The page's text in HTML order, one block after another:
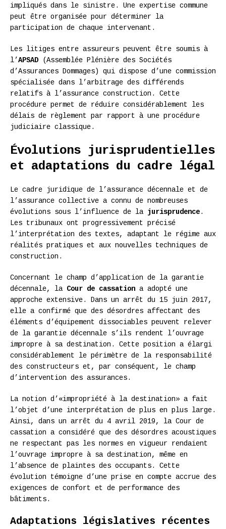
impliqués dans le sinistre. Une expertise commune
peut être organisée pour déterminer la
participation de chaque intervenant.
Les litiges entre assureurs peuvent être soumis à
l’APSAD (Assemblée Plénière des Sociétés
d’Assurances Dommages) qui dispose d’une commission
spécialisée dans l’arbitrage des différends
relatifs à l’assurance construction. Cette
procédure permet de réduire considérablement les
délais de règlement par rapport à une procédure
judiciaire classique.
Évolutions jurisprudentielles
et adaptations du cadre légal
Le cadre juridique de l’assurance décennale et de
l’assurance collective a connu de nombreuses
évolutions sous l’influence de la jurisprudence.
Les tribunaux ont progressivement précisé
l’interprétation des textes, adaptant le régime aux
réalités pratiques et aux nouvelles techniques de
construction.
Concernant le champ d’application de la garantie
décennale, la Cour de cassation a adopté une
approche extensive. Dans un arrêt du 15 juin 2017,
elle a confirmé que des désordres affectant des
éléments d’équipement dissociables peuvent relever
de la garantie décennale s’ils rendent l’ouvrage
impropre à sa destination. Cette position a élargi
considérablement le périmètre de la responsabilité
des constructeurs et, par conséquent, le champ
d’intervention des assurances.
La notion d’«impropriété à la destination» a fait
l’objet d’une interprétation de plus en plus large.
Ainsi, dans un arrêt du 4 avril 2019, la Cour de
cassation a considéré que des désordres acoustiques
ne respectant pas les normes en vigueur rendaient
l’ouvrage impropre à sa destination, même en
l’absence de plaintes des occupants. Cette
évolution témoigne d’une prise en compte accrue des
exigences de confort et de performance des
bâtiments.
Adaptations législatives récentes